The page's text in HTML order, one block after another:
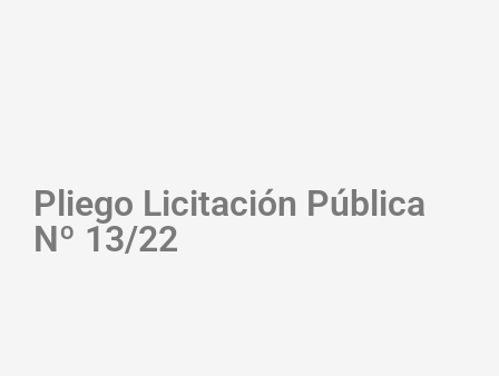
Pliego Licitación Pública
Nº 13/22